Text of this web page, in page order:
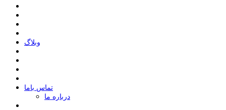
وبلاگ
ﺗﻤﺎﺱ ﺑﺎﻣﺎ
درباره ما